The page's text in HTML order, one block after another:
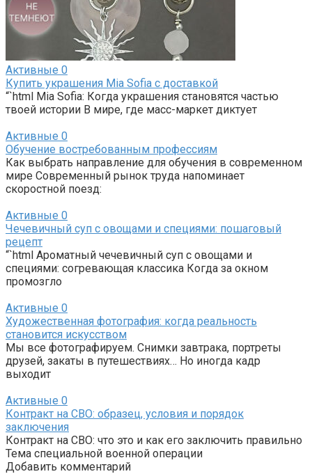
Активные 0
Купить украшения Mia Sofia с доставкой
“`html Mia Sofia: Когда украшения становятся частью
твоей истории В мире, где масс-маркет диктует
Активные 0
Обучение востребованным профессиям
Как выбрать направление для обучения в современном
мире Современный рынок труда напоминает
скоростной поезд:
Активные 0
Чечевичный суп с овощами и специями: пошаговый
рецепт
“`html Ароматный чечевичный суп с овощами и
специями: согревающая классика Когда за окном
промозгло
Активные 0
Художественная фотография: когда реальность
становится искусством
Мы все фотографируем. Снимки завтрака, портреты
друзей, закаты в путешествиях… Но иногда кадр
выходит
Активные 0
Контракт на СВО: образец, условия и порядок
заключения
Контракт на СВО: что это и как его заключить правильно
Тема специальной военной операции
Добавить комментарий